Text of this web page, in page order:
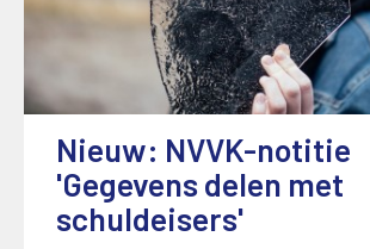
Nieuw: NVVK-notitie
'Gegevens delen met
schuldeisers'